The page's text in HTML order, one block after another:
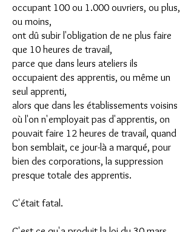
occupant 100 ou 1.000 ouvriers, ou plus,
ou moins,
ont dû subir l'obligation de ne plus faire
que 10 heures de travail,
parce que dans leurs ateliers ils
occupaient des apprentis, ou même un
seul apprenti,
alors que dans les établissements voisins
où l'on n'employait pas d'apprentis, on
pouvait faire 12 heures de travail, quand
bon semblait, ce jour-là a marqué, pour
bien des corporations, la suppression
presque totale des apprentis.
C'était fatal.